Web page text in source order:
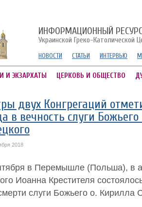
ИНФОРМАЦИОННЫЙ
Украинской Греко-Католической
НОВОСТИ СТАТЬИ ИНТЕРВЬЮ
И ЭКЗАРХАТЫ ЦЕРКОВЬ И ОБЩЕСТВО
двух Конгрегаций
в вечность слуги
2018
в Перемышле (Польша), в
Иоанна Крестителя
слуги Божьего о. Кирилла